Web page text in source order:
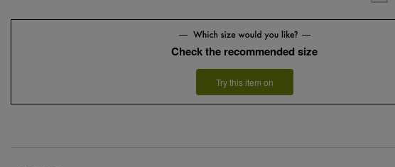
Check the recommended size
Try this item on